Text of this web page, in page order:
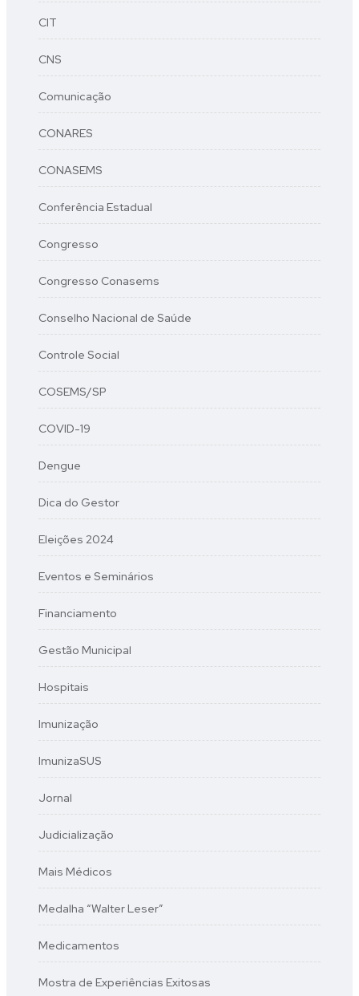
CIT
CNS
Comunicação
CONARES
CONASEMS
Conferência Estadual
Congresso
Congresso Conasems
Conselho Nacional de Saúde
Controle Social
COSEMS/SP
COVID-19
Dengue
Dica do Gestor
Eleições 2024
Eventos e Seminários
Financiamento
Gestão Municipal
Hospitais
Imunização
ImunizaSUS
Jornal
Judicialização
Mais Médicos
Medalha “Walter Leser”
Medicamentos
Mostra de Experiências Exitosas